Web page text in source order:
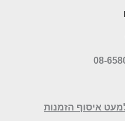
איסוף הזמנות